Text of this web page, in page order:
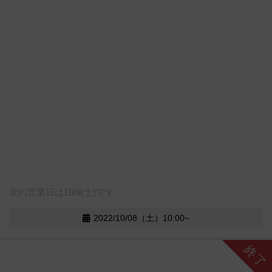
2022/10/08（土）10:00~
終了